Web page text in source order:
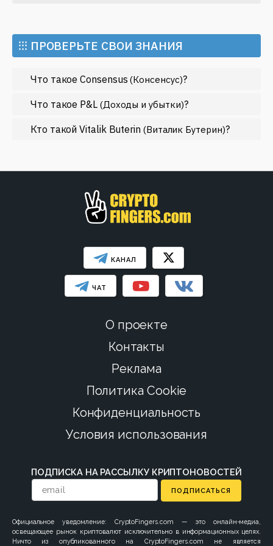
криптовалютами и блокчейном!
Майнинг
Метавселенные
Регулирование
Рынок и события
Экономика
МЕНЬШЕ
⁝⁝⁝ ПРОВЕРЬТЕ СВОИ ЗНАНИЯ
Что такое Consensus(Консенсус)?
Что такое P&L (Доходы и убытки)?
Кто такой Vitalik Buterin (Виталик Бутерин)?
КАНАЛ
ЧАТ
О проекте
Контакты
Реклама
Политика Cookie
Конфиденциальность
Условия использования
ПОДПИСКА НА РАССЫЛКУ КРИПТОНОВОСТЕЙ
ПОДПИСАТЬСЯ
Официальное уведомление: CryptoFingers.com — это онлайн-медиа,
освещающее рынок криптовалют исключительно в информационных целях.
Ничто из опубликованного на CryptoFingers.com не является